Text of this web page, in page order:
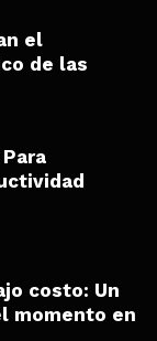
el
de las
costo: Un
momento en